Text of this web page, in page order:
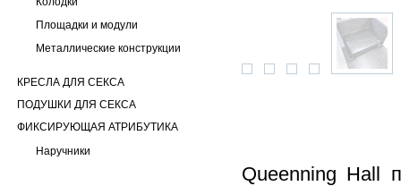
Площадки и модули
Металлические конструкции
КРЕСЛА ДЛЯ СЕКСА
ПОДУШКИ ДЛЯ СЕКСА
ФИКСИРУЮЩАЯ АТРИБУТИКА
Наручники
Queenning Hall